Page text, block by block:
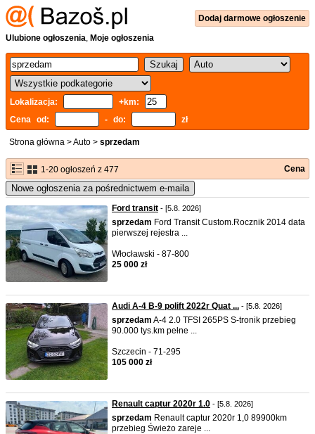
Dodaj darmowe ogłoszenie
Ulubione ogłoszenia, Moje ogłoszenia
Lokalizacja:
+km:
Cena od:
- do: zł
Strona główna >Auto > sprzedam
1-20 ogłoszeń z 477 Cena
Nowe ogłoszenia za pośrednictwem e-maila
Ford transit - [5.8. 2026]
sprzedam Ford Transit Custom.Rocznik 2014 data
pierwszej rejestra ...
Włocławski - 87-800
25 000 zł
Audi A-4 B-9 polift 2022r Quat ... - [5.8. 2026]
sprzedam A-4 2.0 TFSI 265PS S-tronik przebieg
90.000 tys.km pełne ...
Szczecin - 71-295
105 000 zł
Renault captur 2020r 1.0 - [5.8. 2026]
sprzedam Renault captur 2020r 1,0 89900km
przebieg Świeżo zareje ...